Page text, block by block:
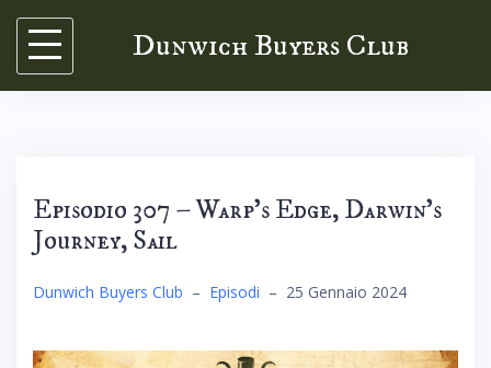
Skip
content
Dunwich Buyers Club
Episodio 307 – Warp’s Edge, Darwin’s
Journey, Sail
Dunwich Buyers Club – Episodi – 25 Gennaio 2024